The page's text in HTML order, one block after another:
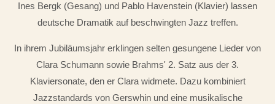
Ines Bergk (Gesang) und Pablo Havenstein (Klavier) lassen
deutsche Dramatik auf beschwingten Jazz treffen.
In ihrem Jubiläumsjahr erklingen selten gesungene Lieder von
Clara Schumann sowie Brahms' 2. Satz aus der 3.
Klaviersonate, den er Clara widmete. Dazu kombiniert
Jazzstandards von Gerswhin und eine musikalische